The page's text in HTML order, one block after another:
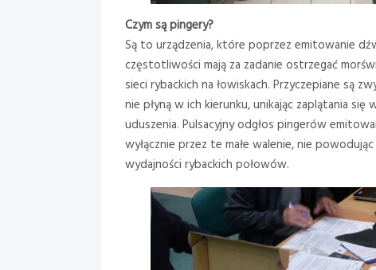
Czym są pingery?
Są to urządzenia, które poprzez emitowanie
częstotliwości mają za zadanie ostrzegać
sieci rybackich na łowiskach. Przyczepiane są
nie płyną w ich kierunku, unikając zaplątania się
uduszenia. Pulsacyjny odgłos pingerów
wyłącznie przez te małe walenie, nie
wydajności rybackich połowów.